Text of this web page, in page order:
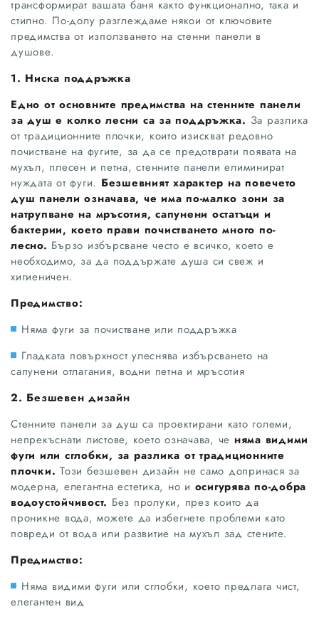
трансформират вашата баня както функционално, така и
стилно. По-долу разглеждаме някои от ключовите
предимства от използването на стенни панели в
душове.
1. Ниска поддръжка
Едно от основните предимства на стенните панели
за душ е колко лесни са за поддръжка. За разлика
от традиционните плочки, които изискват редовно
почистване на фугите, за да се предотврати появата на
мухъл, плесен и петна, стенните панели елиминират
нуждата от фуги. Безшевният характер на повечето
душ панели означава, че има по-малко зони за
натрупване на мръсотия, сапунени остатъци и
бактерии, което прави почистването много по-
лесно. Бързо избърсване често е всичко, което е
необходимо, за да поддържате душа си свеж и
хигиеничен.
Предимство:
Няма фуги за почистване или поддръжка
Гладката повърхност улеснява избърсването на
сапунени отлагания, водни петна и мръсотия
2. Безшевен дизайн
Стенните панели за душ са проектирани като големи,
непрекъснати листове, което означава, че няма видими
фуги или сглобки, за разлика от традиционните
плочки. Този безшевен дизайн не само допринася за
модерна, елегантна естетика, но и осигурява по-добра
водоустойчивост. Без пролуки, през които да
проникне вода, можете да избегнете проблеми като
повреди от вода или развитие на мухъл зад стените.
Предимство:
Няма видими фуги или сглобки, което предлага чист,
елегантен вид